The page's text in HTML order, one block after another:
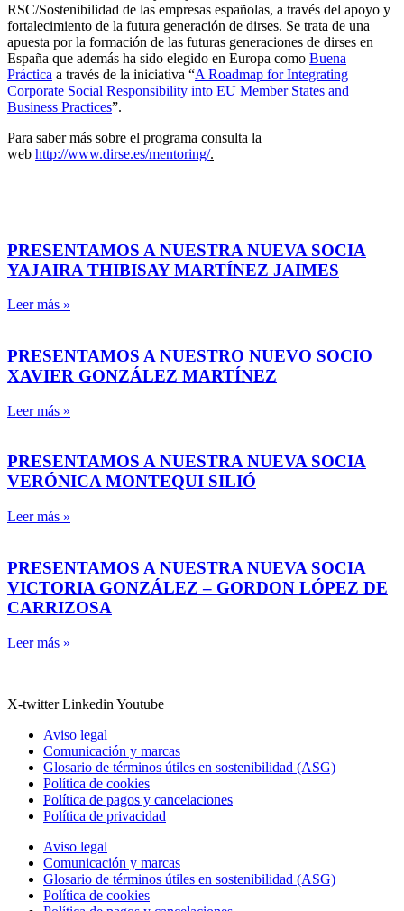
RSC/Sostenibilidad de las empresas españolas, a través del apoyo y
fortalecimiento de la futura generación de dirses. Se trata de una
apuesta por la formación de las futuras generaciones de dirses en
España que además ha sido elegido en Europa como Buena
Práctica a través de la iniciativa “A Roadmap for Integrating
Corporate Social Responsibility into EU Member States and
Business Practices”.
Para saber más sobre el programa consulta la
web http://www.dirse.es/mentoring/.
PRESENTAMOS A NUESTRA NUEVA SOCIA
YAJAIRA THIBISAY MARTÍNEZ JAIMES
Leer más »
PRESENTAMOS A NUESTRO NUEVO SOCIO
XAVIER GONZÁLEZ MARTÍNEZ
Leer más »
PRESENTAMOS A NUESTRA NUEVA SOCIA
VERÓNICA MONTEQUI SILIÓ
Leer más »
PRESENTAMOS A NUESTRA NUEVA SOCIA
VICTORIA GONZÁLEZ – GORDON LÓPEZ DE
CARRIZOSA
Leer más »
X-twitter Linkedin Youtube
Aviso legal
Comunicación y marcas
Glosario de términos útiles en sostenibilidad (ASG)
Política de cookies
Política de pagos y cancelaciones
Política de privacidad
Aviso legal
Comunicación y marcas
Glosario de términos útiles en sostenibilidad (ASG)
Política de cookies